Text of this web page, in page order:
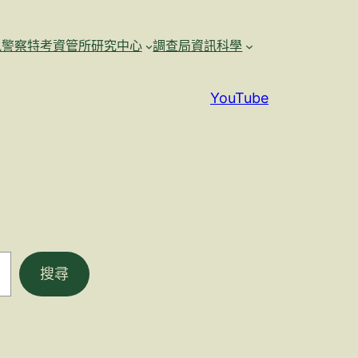
察特考資管所研究中心 調查局資訊科學
YouTube
搜尋